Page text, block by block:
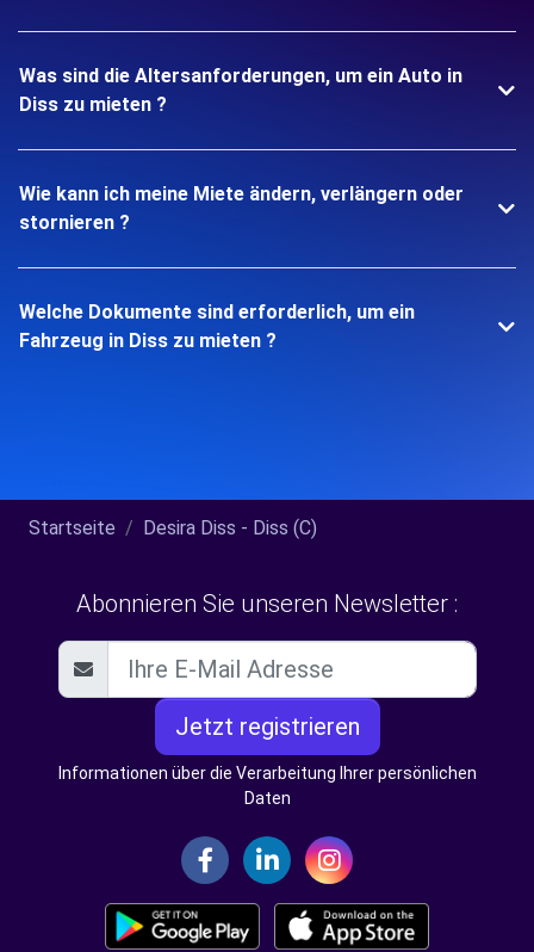
Was sind die Altersanforderungen, um ein Auto in
Diss zu mieten ?
Wie kann ich meine Miete ändern, verlängern oder
stornieren ?
Welche Dokumente sind erforderlich, um ein
Fahrzeug in Diss zu mieten ?
Startseite Desira Diss - Diss (C)
Abonnieren Sie unseren Newsletter :
Jetzt registrieren
Informationen über die Verarbeitung Ihrer persönlichen
Daten